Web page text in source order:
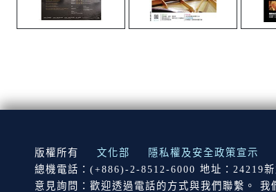
:::
版權所有 文化部 隱私權及安全政策宣示
總機電話：(+886)-2-8512-6000 地址：24219
意見詢問：歡迎透過電話的方式與我們聯繫。 我